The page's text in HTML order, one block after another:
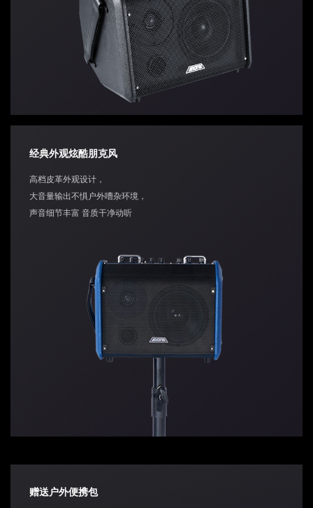
经典外观炫酷朋克风
高档皮革外观设计，
大音量输出不惧户外嘈杂环境，
声音细节丰富 音质干净动听
赠送户外便携包